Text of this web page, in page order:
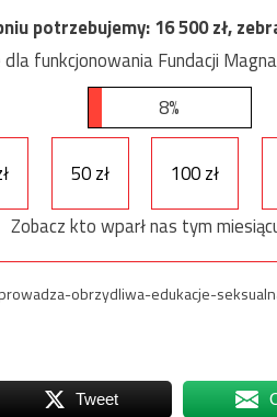
potrzebujemy:16 500zł,
funkcjonowania Fundacji
8%
50 zł 100 zł
Zobacz kto wparł nas tym
obrzydliwa-edukacje-
Tweet